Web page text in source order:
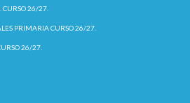
CURSO 26/27.
PRIMARIA CURSO 26/27.
26/27.